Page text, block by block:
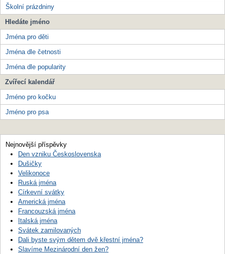
Školní prázdniny
Hledáte jméno
Jména pro děti
Jména dle četnosti
Jména dle popularity
Zvířecí kalendář
Jméno pro kočku
Jméno pro psa
Nejnovější příspěvky
Den vzniku Československa
Dušičky
Velikonoce
Ruská jména
Církevní svátky
Americká jména
Francouzská jména
Italská jména
Svátek zamilovaných
Dali byste svým dětem dvě křestní jména?
Slavíme Mezinárodní den žen?